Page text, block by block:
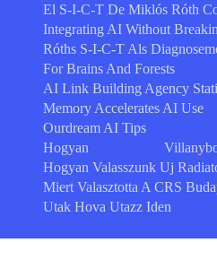
El S-I-C-T De Miklós Róth
Integrating AI Without
Róths S-I-C-T Als
For Brains And Forests
AI Link Building Agency
Memory Accelerates AI Use
Ourdream AI Tips
Hogyan
Hogyan Valasszunk Uj
Miert Valasztotta A CRS
Utak Hova Utazz Iden